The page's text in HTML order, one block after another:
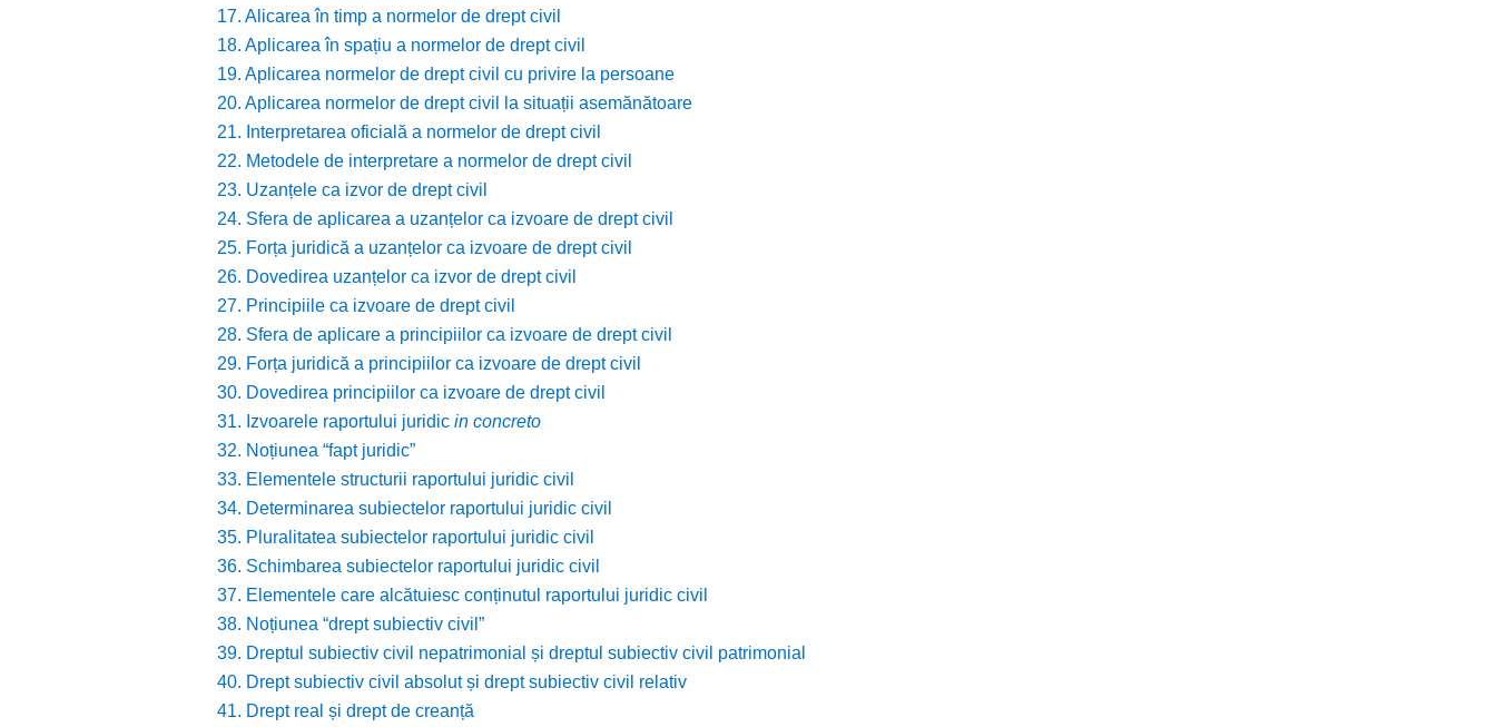
17. Alicarea în timp a normelor de drept civil
18. Aplicarea în spațiu a normelor de drept civil
19. Aplicarea normelor de drept civil cu privire la persoane
20. Aplicarea normelor de drept civil la situații asemănătoare
21. Interpretarea oficială a normelor de drept civil
22. Metodele de interpretare a normelor de drept civil
23. Uzanțele ca izvor de drept civil
24. Sfera de aplicarea a uzanțelor ca izvoare de drept civil
25. Forța juridică a uzanțelor ca izvoare de drept civil
26. Dovedirea uzanțelor ca izvor de drept civil
27. Principiile ca izvoare de drept civil
28. Sfera de aplicare a principiilor ca izvoare de drept civil
29. Forța juridică a principiilor ca izvoare de drept civil
30. Dovedirea principiilor ca izvoare de drept civil
31. Izvoarele raportului juridic in concreto
32. Noțiunea “fapt juridic”
33. Elementele structurii raportului juridic civil
34. Determinarea subiectelor raportului juridic civil
35. Pluralitatea subiectelor raportului juridic civil
36. Schimbarea subiectelor raportului juridic civil
37. Elementele care alcătuiesc conținutul raportului juridic civil
38. Noțiunea “drept subiectiv civil”
39. Dreptul subiectiv civil nepatrimonial și dreptul subiectiv civil patrimonial
40. Drept subiectiv civil absolut și drept subiectiv civil relativ
41. Drept real și drept de creanță